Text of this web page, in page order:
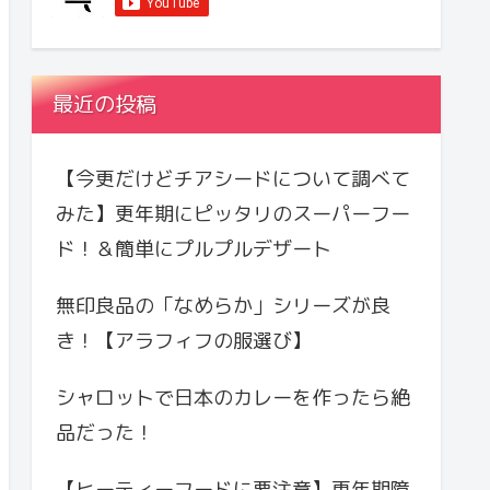
最近の投稿
【今更だけどチアシードについて調べて
みた】更年期にピッタリのスーパーフー
ド！＆簡単にプルプルデザート
無印良品の「なめらか」シリーズが良
き！【アラフィフの服選び】
シャロットで日本のカレーを作ったら絶
品だった！